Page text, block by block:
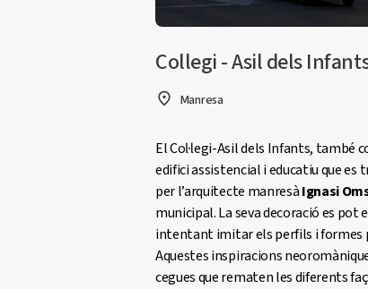
Collegi - Asil dels
Manresa
El Col·legi-Asil dels Infants, també
edifici assistencial i educatiu que es
per l’arquitecte manresàIgnasi
municipal. La seva decoració es
intentant imitar els perfils i formes
Aquestes inspiracions
cegues que rematen les diferents